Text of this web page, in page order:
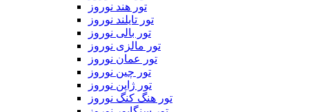
تور هند نوروز
تور تایلند نوروز
تور بالی نوروز
تور مالزی نوروز
تور عمان نوروز
تور چین نوروز
تور ژاپن نوروز
تور هنگ کنگ نوروز